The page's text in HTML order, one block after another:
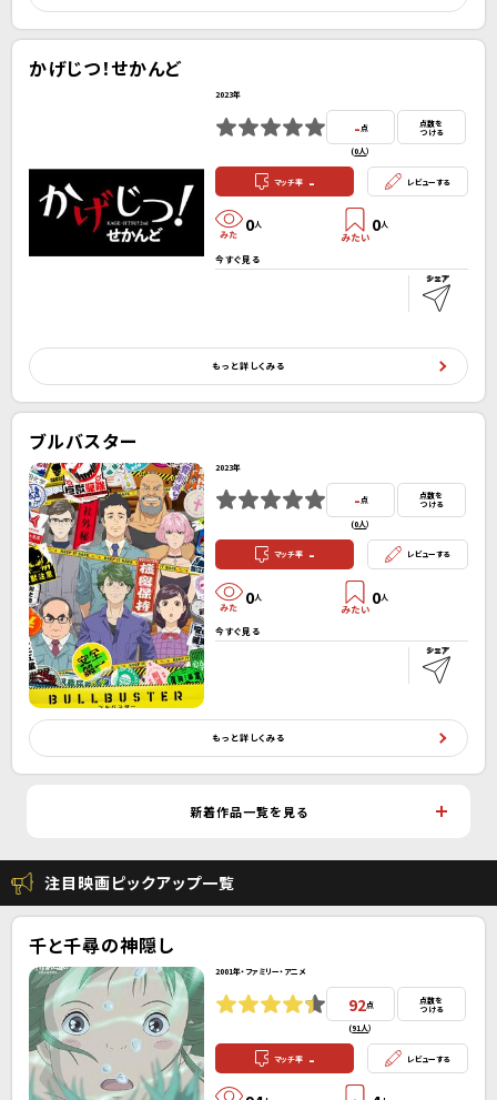
かげじつ！せかんど
2023年
- 点
(0人）
点数を
つける
マッチ率 - レビューする
0人 0人
今すぐ見る
もっと詳しくみる
ブルバスター
2023年
-点
(0人）
点数を
つける
マッチ率 - レビューする
0人 0人
今すぐ見る
もっと詳しくみる
新着作品一覧を見る
注目映画ピックアップ一覧
千と千尋の神隠し
2001年・ファミリー・アニメ
92点
(91人）
点数を
つける
マッチ率 - レビューする